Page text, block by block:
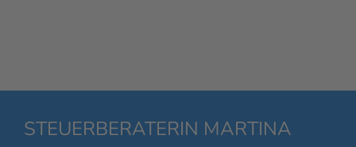
STEUERBERATERIN MARTINA